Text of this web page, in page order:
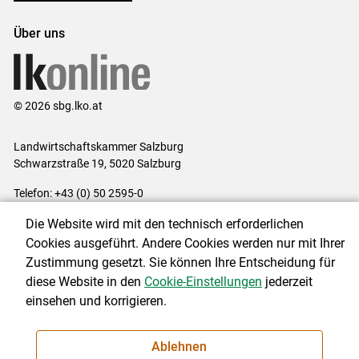
Über uns
© 2026 sbg.lko.at
Landwirtschaftskammer Salzburg
Schwarzstraße 19, 5020 Salzburg
Telefon: +43 (0) 50 2595-0
Impressum|Kontakt|Datenschutzerklärung|Barrierefreiheit|
Cookie-Einstellungen
NEWSLETTER
Die Website wird mit den technisch erforderlichen
Cookies ausgeführt. Andere Cookies werden nur mit Ihrer
Zustimmung gesetzt. Sie können Ihre Entscheidung für
diese Website in den Cookie-Einstellungen jederzeit
einsehen und korrigieren.
Ablehnen